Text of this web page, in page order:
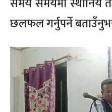
छलफल गर्नुपर्ने